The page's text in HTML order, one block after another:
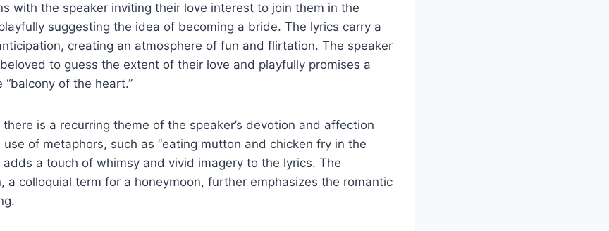
with the speaker inviting their love interest to join them in the
suggesting the idea of becoming a bride. The lyrics carry a
creating an atmosphere of fun and flirtation. The speaker
to guess the extent of their love and playfully promises a
of the heart.”
is a recurring theme of the speaker’s devotion and affection
of metaphors, such as “eating mutton and chicken fry in the
adds a touch of whimsy and vivid imagery to the lyrics. The
a colloquial term for a honeymoon, further emphasizes the romantic